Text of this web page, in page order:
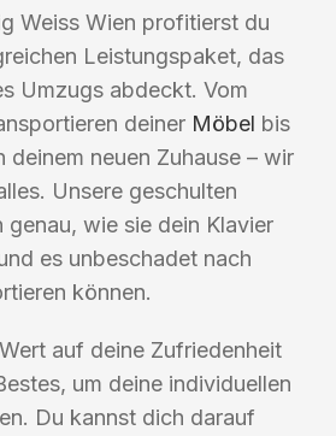
Weiss Wien profitierst du
Leistungspaket, das
Umzugs abdeckt. Vom
deiner Möbel bis
deinem neuen Zuhause – wir
Unsere geschulten
genau, wie sie dein Klavier
es unbeschadet nach
können.
auf deine Zufriedenheit
um deine individuellen
Du kannst dich darauf